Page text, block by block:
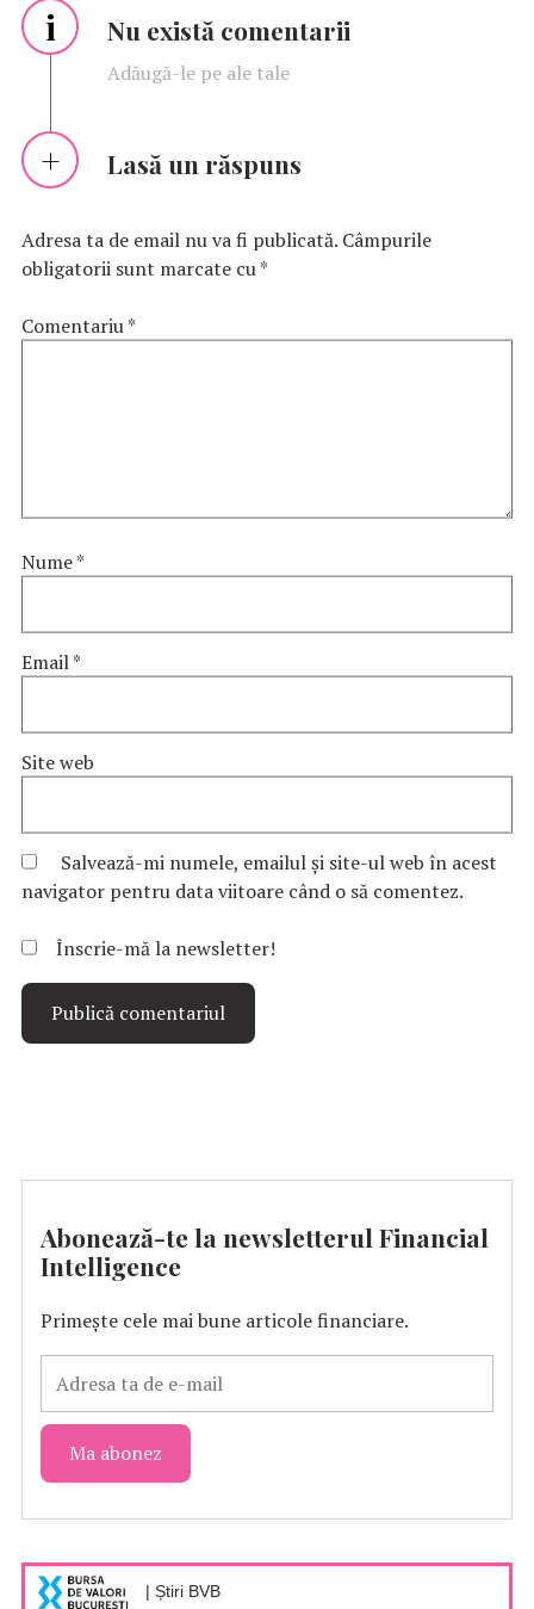
i Nu există comentarii
Adăugă-le pe ale tale
Lasă un răspuns
Adresa ta de email nu va fi publicată. Câmpurile
obligatorii sunt marcate cu*
Comentariu*
Nume*
Email*
Site web
Salvează-mi numele, emailul și site-ul web în acest
navigator pentru data viitoare când o să comentez.
Înscrie-mă la newsletter!
Abonează-te la newsletterul Financial
Intelligence
Primește cele mai bune articole financiare.
| Știri BVB